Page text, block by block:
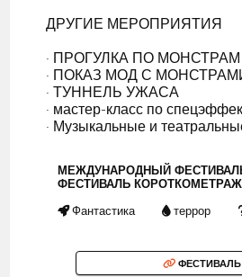
ДРУГИЕ МЕРОПРИЯТИЯ
· ПРОГУЛКА ПО МОНСТРАМ
· ПОКАЗ МОД С
· ТУННЕЛЬ УЖАСА
· мастер-класс по
· Музыкальные и
МЕЖДУНАРОДНЫЙ
ФЕСТИВАЛЬ
Фантастика террор
ФЕСТИВАЛЬ